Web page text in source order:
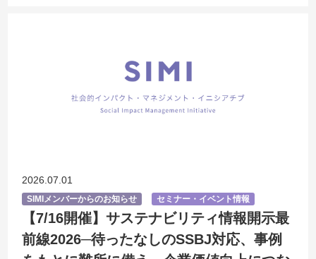
2026.07.01
SIMIメンバーからのお知らせ セミナー・イベント情報
【7/16開催】サステナビリティ情報開示最
前線2026─待ったなしのSSBJ対応、事例